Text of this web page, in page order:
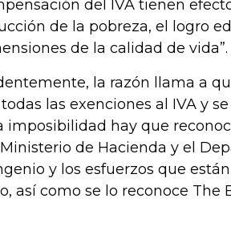
del IVA tienen
de la pobreza, el logro
de la calidad de vida”.
la razón llama a
las exenciones al IVA y
imposibilidad hay que
de Hacienda y el
y los esfuerzos que
así como se lo reconoce The